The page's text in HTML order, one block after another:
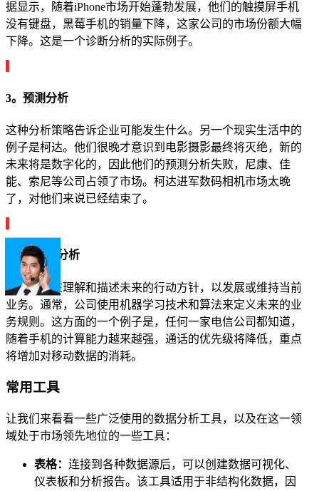
据显示，随着iPhone市场开始蓬勃发展，他们的触摸屏手机
没有键盘，黑莓手机的销量下降，这家公司的市场份额大幅
下降。这是一个诊断分析的实际例子。
3。预测分析
这种分析策略告诉企业可能发生什么。另一个现实生活中的
例子是柯达。他们很晚才意识到电影摄影最终将灭绝，新的
未来将是数字化的，因此他们的预测分析失败，尼康、佳
能、索尼等公司占领了市场。柯达进军数码相机市场太晚
了，对他们来说已经结束了。
4。规定性分析
该分析旨在理解和描述未来的行动方针，以发展或维持当前
业务。通常，公司使用机器学习技术和算法来定义未来的业
务规则。这方面的一个例子是，任何一家电信公司都知道，
随着手机的计算能力越来越强，通话的优先级将降低，重点
将增加对移动数据的消耗。
常用工具
让我们来看看一些广泛使用的数据分析工具，以及在这一领
域处于市场领先地位的一些工具：
表格： 连接到各种数据源后，可以创建数据可视化、
仪表板和分析报告。该工具适用于非结构化数据，因